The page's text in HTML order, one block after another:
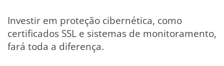
Investir em proteção cibernética, como
certificados SSL e sistemas de monitoramento,
fará toda a diferença.